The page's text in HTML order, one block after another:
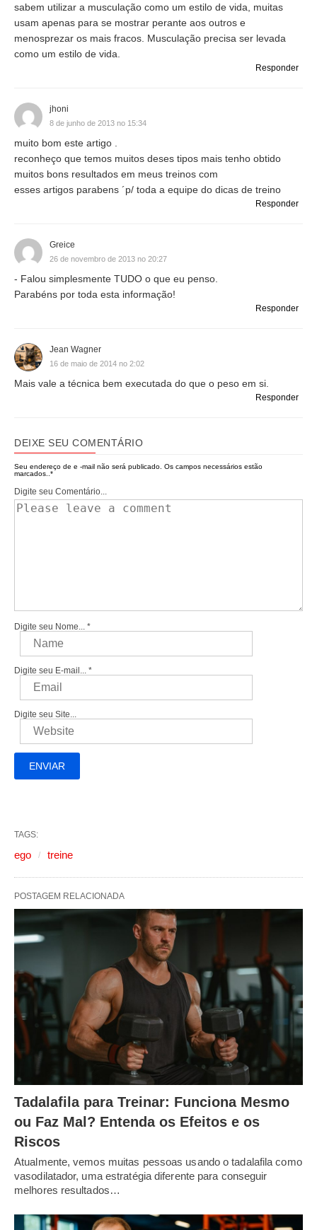
sabem utilizar a musculação como um estilo de vida, muitas
usam apenas para se mostrar perante aos outros e
menosprezar os mais fracos. Musculação precisa ser levada
como um estilo de vida.
Responder
jhoni
8 de junho de 2013 no 15:34
muito bom este artigo .
reconheço que temos muitos deses tipos mais tenho obtido
muitos bons resultados em meus treinos com
esses artigos parabens ´p/ toda a equipe do dicas de treino
Responder
Greice
26 de novembro de 2013 no 20:27
- Falou simplesmente TUDO o que eu penso.
Parabéns por toda esta informação!
Responder
Jean Wagner
16 de maio de 2014 no 2:02
Mais vale a técnica bem executada do que o peso em si.
Responder
DEIXE SEU COMENTÁRIO
Seu endereço de e -mail não será publicado. Os campos necessários estão
marcados.. *
Digite seu Comentário...
Digite seu Nome... *
Digite seu E-mail... *
Digite seu Site...
TAGS:
ego treine
POSTAGEM RELACIONADA
Tadalafila para Treinar: Funciona Mesmo
ou Faz Mal? Entenda os Efeitos e os
Riscos
Atualmente, vemos muitas pessoas usando o tadalafila como
vasodilatador, uma estratégia diferente para conseguir
melhores resultados…